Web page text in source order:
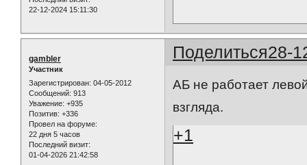
22-12-2024 15:11:30
Поделиться28-
gambler
Участник
Зарегистрирован: 04-05-2012
Сообщений: 913
Уважение: +935
Позитив: +336
Провел на форуме:
22 дня 5 часов
Последний визит:
01-04-2026 21:42:58
АБ не работает
взгляда.
+1